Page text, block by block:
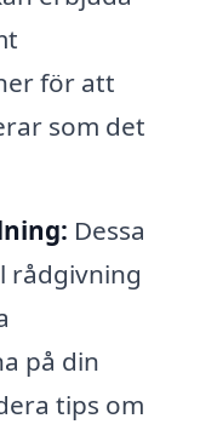
för att
som det
Dessa
rådgivning
på din
tips om